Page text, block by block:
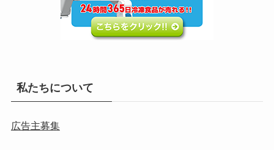
私たちについて
広告主募集